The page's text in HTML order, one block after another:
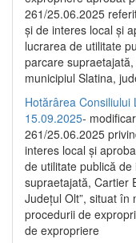
261/25.06.2025
și de interes local și
lucrarea de utilitate
parcare
municipiul Slatina,
Hotărârea Consiliului
15.09.2025-
261/25.06.2025
interes local și
de utilitate publică
supraetajată, Cartier
Județul Olt”, situat în
procedurii de
de expropriere